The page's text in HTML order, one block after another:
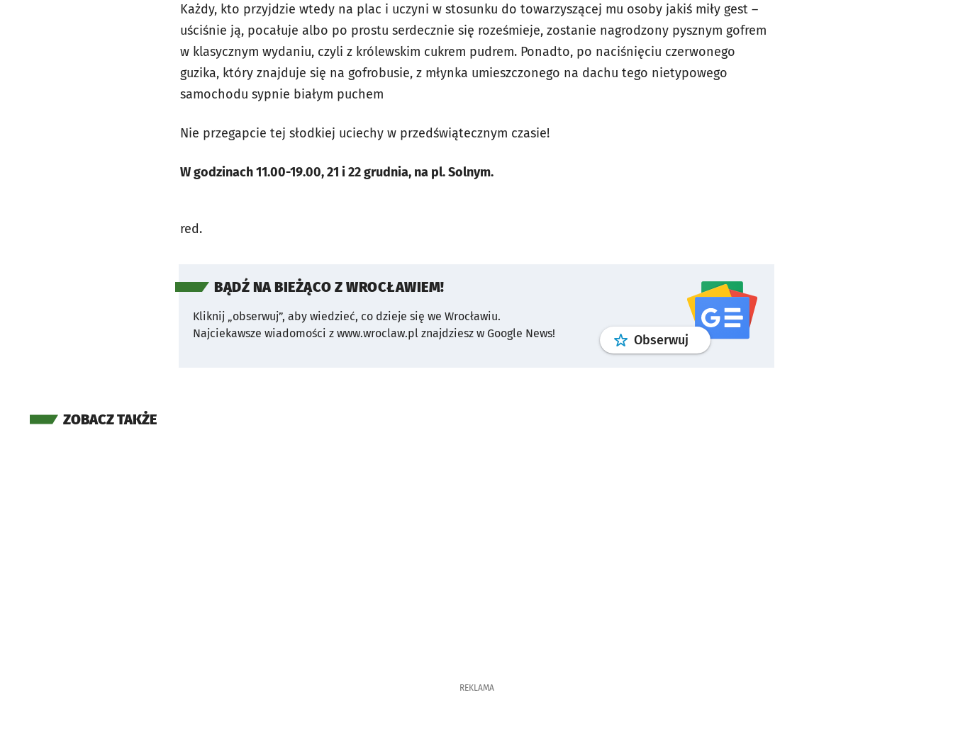
Każdy, kto przyjdzie wtedy na plac i uczyni w stosunku do towarzyszącej mu osoby jakiś miły gest –
uściśnie ją, pocałuje albo po prostu serdecznie się roześmieje, zostanie nagrodzony pysznym gofrem
w klasycznym wydaniu, czyli z królewskim cukrem pudrem. Ponadto, po naciśnięciu czerwonego
guzika, który znajduje się na gofrobusie, z młynka umieszczonego na dachu tego nietypowego
samochodu sypnie białym puchem
Nie przegapcie tej słodkiej uciechy w przedświątecznym czasie!
W godzinach 11.00-19.00, 21 i 22 grudnia, na pl. Solnym.
red.
BĄDŹ NA BIEŻĄCO Z WROCŁAWIEM!
Kliknij „obserwuj”, aby wiedzieć, co dzieje się we Wrocławiu.
Najciekawsze wiadomości z www.wroclaw.pl znajdziesz w Google News!
Obserwuj profilgoogle news
ZOBACZ TAKŻE
REKLAMA